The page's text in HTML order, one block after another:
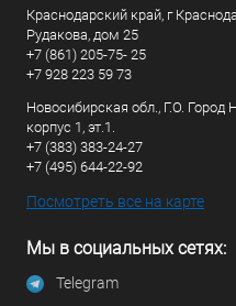
Краснодарский край, г
Рудакова, дом 25
+7 (861) 205-75- 25
+7 928 223 59 73
Новосибирская обл., Г.О. Город
корпус 1, эт.1.
+7 (383) 383-24-27
+7 (495) 644-22-92
Посмотреть все на карте
Мы в социальных сетях:
Telegram